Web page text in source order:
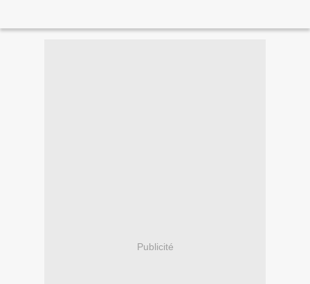
Publicité